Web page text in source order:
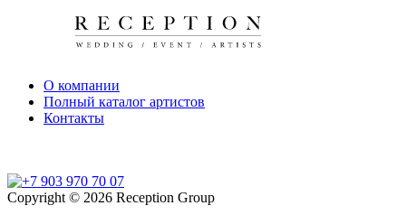
О компании
Полный каталог артистов
Контакты
Copyright © 2026 Reception Group